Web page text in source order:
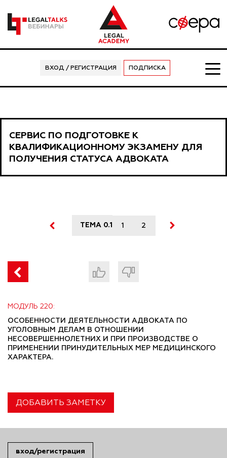
ВХОД / РЕГИСТРАЦИЯ ПОДПИСКА
СЕРВИС ПО ПОДГОТОВКЕ К
КВАЛИФИКАЦИОННОМУ ЭКЗАМЕНУ ДЛЯ
ПОЛУЧЕНИЯ СТАТУСА АДВОКАТА
ТЕМА 0.1 1 2
МОДУЛЬ 220:
ОСОБЕННОСТИ ДЕЯТЕЛЬНОСТИ АДВОКАТА ПО
УГОЛОВНЫМ ДЕЛАМ В ОТНОШЕНИИ
НЕСОВЕРШЕННОЛЕТНИХ И ПРИ ПРОИЗВОДСТВЕ О
ПРИМЕНЕНИИ ПРИНУДИТЕЛЬНЫХ МЕР МЕДИЦИНСКОГО
ХАРАКТЕРА.
ДОБАВИТЬ ЗАМЕТКУ
вход/регистрация